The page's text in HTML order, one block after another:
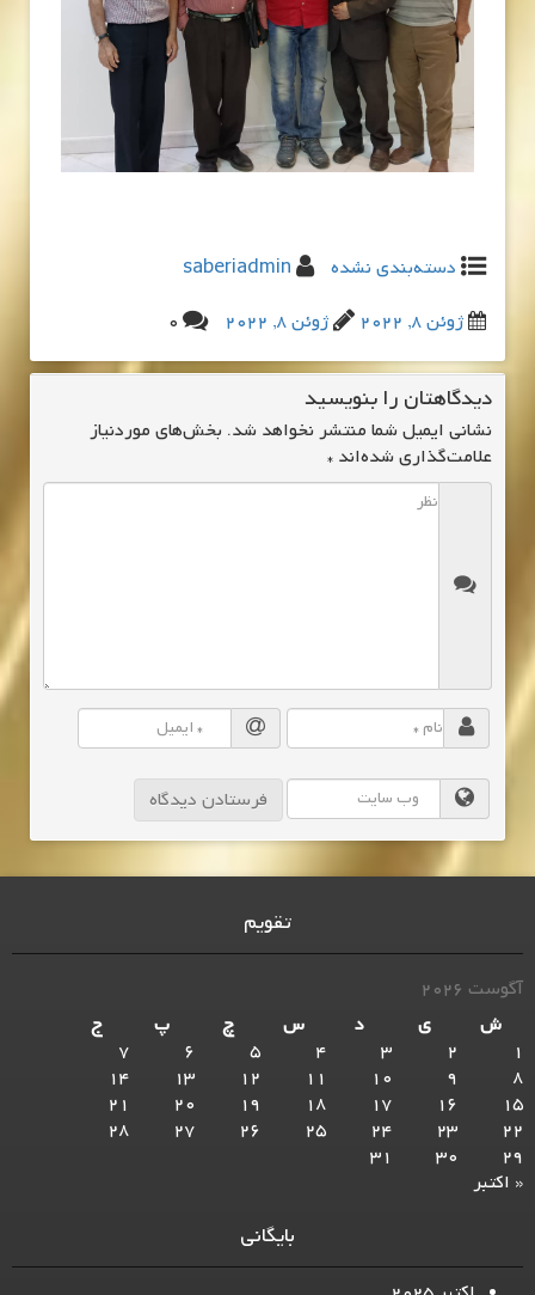
دسته‌بندی نشده
saberiadmin
ژوئن 8, 2022
ژوئن 8, 2022 0
دیدگاهتان را بنویسید
نشانی ایمیل شما منتشر نخواهد شد. بخش‌های موردنیاز
علامت‌گذاری شده‌اند *
تقویم
آگوست 2026
ش
ی د س چ پ
ج
1
2
3
4
5
6
7
8
9
10
11
12
13
14
15
16
17
18
19
20
21
22
23
24
25
26
27
28
29
30
31
« اکتبر
بایگانی